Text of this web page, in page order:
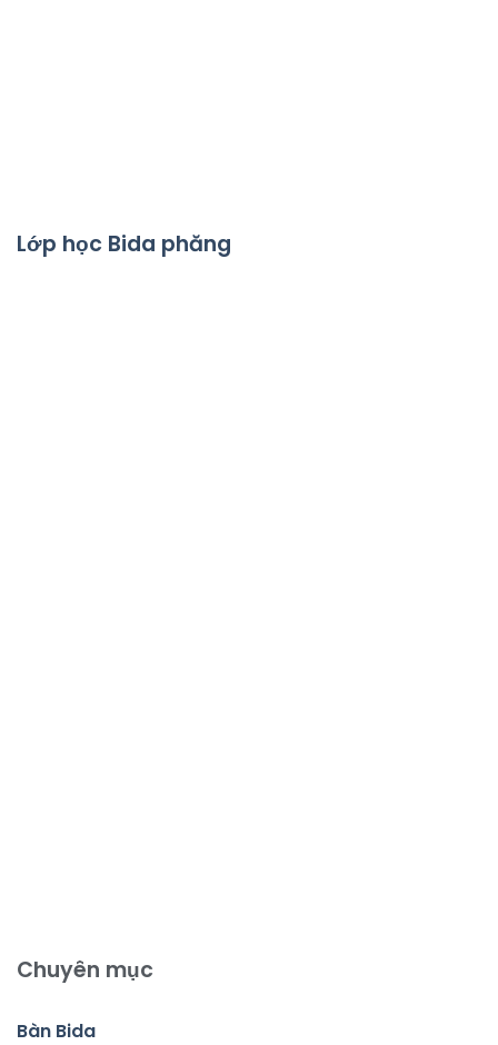
Lớp học Bida phăng
Chuyên mục
Bàn Bida